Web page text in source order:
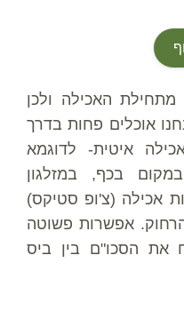
שלנו מופיע 20 דק' מתחילת האכילה ולכן
אוכלים פחות בדרך
איטית- לדוגמא
בכף, במזלגון
אכילה (צ'ופ סטיקס)
אפשרות פשוטה
את הסכו"ם בין ביס